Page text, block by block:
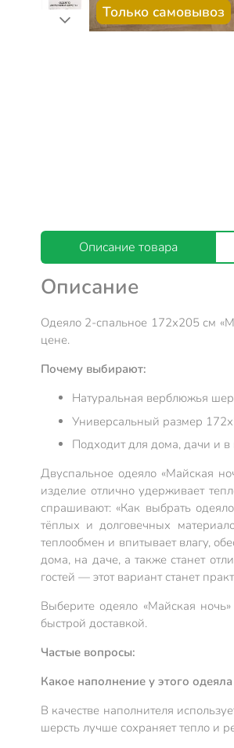
Только самовывоз
Описание товара
Описание
Одеяло 2-спальное 172х205 см
цене.
Почему выбирают:
Натуральная верблюжья
Универсальный размер
Подходит для дома, дачи и в
Двуспальное одеяло «Майская
изделие отлично удерживает
спрашивают: «Как выбрать
тёплых и долговечных
теплообмен и впитывает влагу,
дома, на даче, а также станет
гостей — этот вариант станет
Выберите одеяло «Майская
быстрой доставкой.
Частые вопросы:
Какое наполнение у этого
В качестве наполнителя
шерсть лучше сохраняет тепло и